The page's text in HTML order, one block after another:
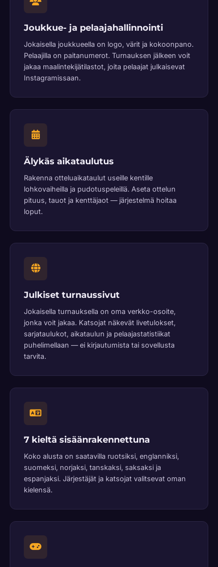
Joukkue- ja pelaajahallinnointi
Jokaisella joukkueella on logo, värit ja kokoonpano.
Pelaajilla on paitanumerot. Turnauksen jälkeen voit
jakaa maalintekijätilastot, joita pelaajat julkaisevat
Instagramissaan.
Älykäs aikataulutus
Rakenna otteluaikataulut useille kentille
lohkovaiheilla ja pudotuspeleillä. Aseta ottelun
pituus, tauot ja kenttäjaot — järjestelmä hoitaa
loput.
Julkiset turnaussivut
Jokaisella turnauksella on oma verkko-osoite,
jonka voit jakaa. Katsojat näkevät livetulokset,
sarjataulukot, aikataulun ja pelaajastatistiikat
puhelimellaan — ei kirjautumista tai sovellusta
tarvita.
7 kieltä sisäänrakennettuna
Koko alusta on saatavilla ruotsiksi, englanniksi,
suomeksi, norjaksi, tanskaksi, saksaksi ja
espanjaksi. Järjestäjät ja katsojat valitsevat oman
kielensä.